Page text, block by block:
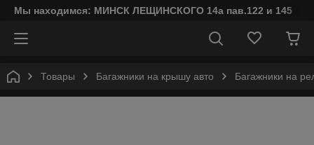
Мы находимся: МИНСК ЛЕЩИНСКОГО 14а пав.122 и 145
Товары Багажники на крышу авто Багажники на